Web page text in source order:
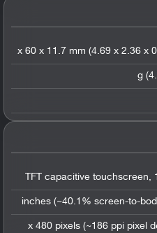
TFT capacitive touchscreen,